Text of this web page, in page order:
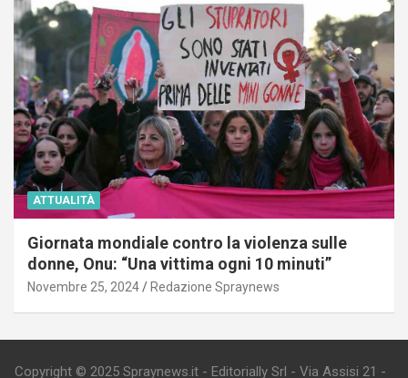
ATTUALITÀ
Giornata mondiale contro la violenza sulle
donne, Onu: “Una vittima ogni 10 minuti”
Novembre 25, 2024 Redazione Spraynews
Copyright © 2025 Spraynews.it - Editorially Srl - Via Assisi 21 -